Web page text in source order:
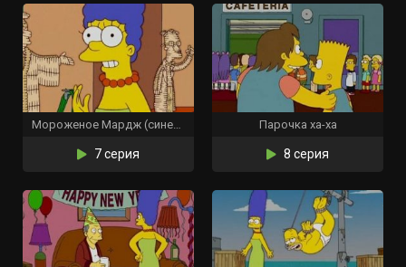
Мороженое Мардж (синеволосое)
7 серия
Парочка ха-ха
8 серия